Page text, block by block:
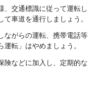
、交通標識に従って運転し
車道を通行しましょう。
ながらの運転、携帯電話等
転」はやめましょう。
険などに加入し、定期的な